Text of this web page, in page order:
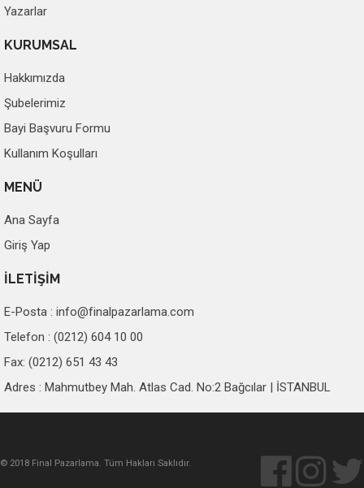
Yazarlar
KURUMSAL
Hakkımızda
Şubelerimiz
Bayi Başvuru Formu
Kullanım Koşulları
MENÜ
Ana Sayfa
Giriş Yap
İLETİŞİM
E-Posta : info@finalpazarlama.com
Telefon : (0212) 604 10 00
Fax: (0212) 651 43 43
Adres : Mahmutbey Mah. Atlas Cad. No:2 Bağcılar | İSTANBUL
© 2018 Final Pazarlama. Tüm Hakları Saklıdır.